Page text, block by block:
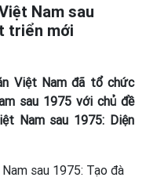
Nam sau
triển mới
Việt Nam đã tổ chức
sau 1975 với chủ đề
Nam sau 1975: Diện